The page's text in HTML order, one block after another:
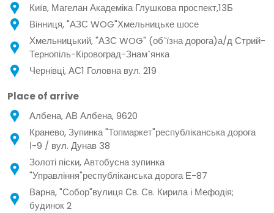
Київ, Магелан Академіка Глушкова проспект,13Б
Вінниця, "АЗС WOG"Хмельницьке шосе
Хмельницький, "АЗС WOG" (об`їзна дорога)а/д Стрий-
Тернопіль-Кіровоград-Знам`янка
Чернівці, АС1 Головна вул. 219
Place of arrive
Албена, АВ Албена, 9620
Кранево, Зупинка "Топмаркет"республіканська дорога
І-9 / вул. Дунав 38
Золоті піски, Автобусна зупинка
"Управління"республіканська дорога Е-87
Варна, "Собор"вулиця Св. Св. Кирила і Мефодія;
будинок 2